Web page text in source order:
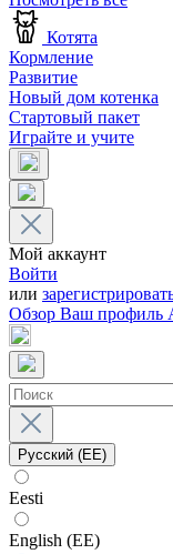
Котята
Кормление
Развитие
Новый дом котенка
Стартовый пакет
Играйте и учите
Мой аккаунт
Войти
или
Обзор Ваш профиль
Русский (EE)
Eesti
English (EE)